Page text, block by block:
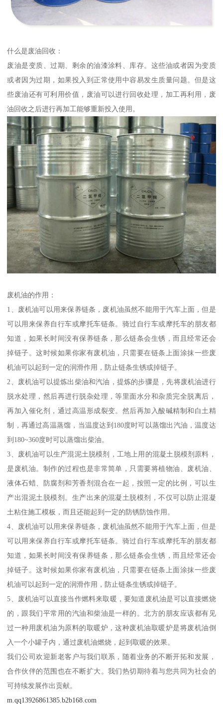
什么是废油回收：
废油是变质、过期、剩余的油漆涂料、库存。这些油或者因为变质
或者因为过期，如果投入到正常使用中容易发生质量问题。但是这
些废油还有可利用价值，废油可以进行回收处理，加工再利用，废
油回收之后进行再加工能够重新投入使用。
废机油的作用：
1、废机油可以用来保养链条，废机油虽然不能用于汽车上面，但是
可以用来保养自行车或摩托车链条。骑过自行车或摩托车的朋友都
知道，如果长时间没有保养链条，那么链条会生锈，而且经常还会
掉链子。这时候如果你家有废机油，只需要在链条上面涂抹一些废
机油可以起到一定的润滑作用，防止链条生锈或掉链子。
2、废机油可以提炼出柴油和汽油，提炼的步骤是，先将废机油进行
脱水处理，然后再进行脱杂处理，等里面水分和杂质完全脱离后，
再加入催化剂，通过高温形成裂变。然后再加入酸碱精制和白土精
制，再通过高温蒸馏，当温度达到180度时可以蒸馏出汽油，温度达
到180~360度时可以蒸馏出柴油。
3、废机油可以生产混泥土脱模剂，工地上用的混凝土脱模剂原料，
是废机油。制作的过程也是非常简单，只需要将植物油、废机油、
液体石蜡、防腐剂和芳香剂混合在一起，按照一定的比例，可以生
产出混泥土脱模剂。生产出来的混凝土脱模剂，不仅可以防止混凝
土粘住施工模板，而且还能起到一定的防锈防蚀作用。
4、废机油可以用来保养链条，废机油虽然不能用于汽车上面，但是
可以用来保养自行车或摩托车链条。骑过自行车或摩托车的朋友都
知道，如果长时间没有保养链条，那么链条会生锈，而且经常还会
掉链子。这时候如果你家有废机油，只需要在链条上面涂抹一些废
机油可以起到一定的润滑作用，防止链条生锈或掉链子。
5、废机油可以直接当作燃料来取暖，要知道废机油是可以直接燃烧
的，跟我们平常用的汽油和柴油是一样的。北方的朋友应该都有见
过一种用废机油为原料的取暖炉，这种废机油取暖炉是将废机油倒
入一个小罐子内，通过废机油燃烧，起到取暖的效果。
我们公司欢迎新老客户与我们联系，随着业务的不断开拓和发展，
合作伙伴的范围也在不断扩大。我们热切期待着与您共同为社会的
可持续发展作出贡献。
m.qq13926861385.b2b168.com